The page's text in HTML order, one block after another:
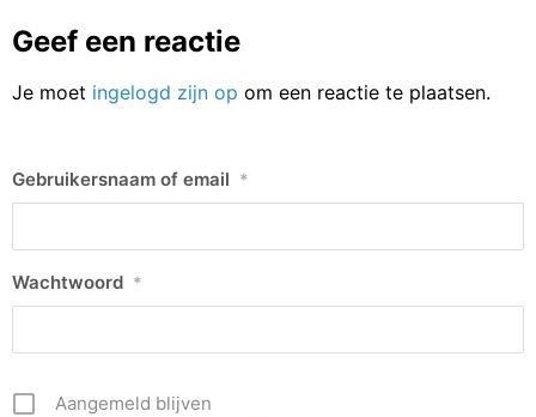
Geef een reactie
Je moet ingelogd zijn op om een reactie te plaatsen.
Gebruikersnaam of email *
Wachtwoord *
Aangemeld blijven